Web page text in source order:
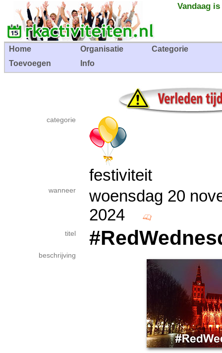
Vandaag
Home Organisatie
Categorie
Toevoegen
Info
categorie
festiviteit
wanneer
woensdag 20
2024
titel
beschrijving